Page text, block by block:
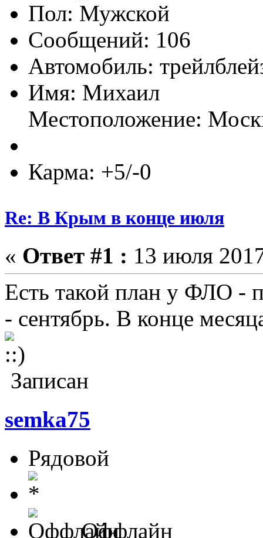
Пол:
Сообщений: 106
Автомобиль:
Имя: Михаил
Местоположение:
Карма: +5/-0
Re: В Крым в конце июля
« Ответ #1 : 13 июля
Есть такой план у ФЛО -
- сентябрь. В конце
Записан
semka75
Рядовой
Оффлайн